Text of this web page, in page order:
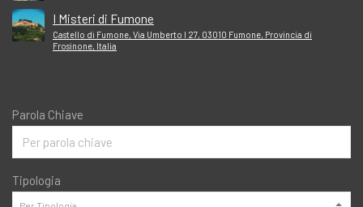
I Misteri di Fumone
Castello di Fumone, Via Umberto I 27, 03010 Fumone, Provincia di
Frosinone, Italia
Parola Chiave
Tipologia